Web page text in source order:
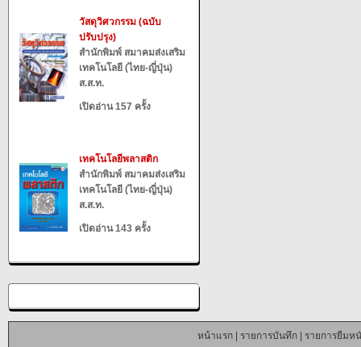
วัสดุวิศวกรรม (ฉบับ
ปรับปรุง)
สำนักพิมพ์ สมาคมส่งเสริม
เทคโนโลยี (ไทย-ญี่ปุ่น)
ส.ส.ท.
เปิดอ่าน 157 ครั้ง
เทคโนโลยีพลาสติก
สำนักพิมพ์ สมาคมส่งเสริม
เทคโนโลยี (ไทย-ญี่ปุ่น)
ส.ส.ท.
เปิดอ่าน 143 ครั้ง
หน้าแรก| รายการบันทึก| รายการยืมห